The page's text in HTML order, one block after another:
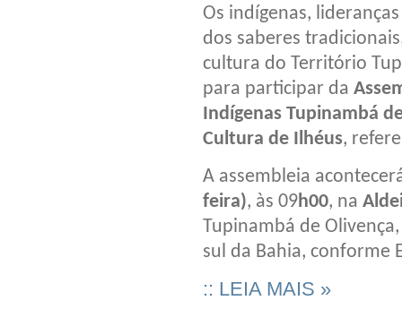
Os indígenas,
dos saberes
cultura do Território
para participar da
Indígenas Tupinambá
Cultura de Ilhéus,
A assembleia
feira), às 09h00, na
Tupinambá de
sul da Bahia, conforme
:: LEIA MAIS »